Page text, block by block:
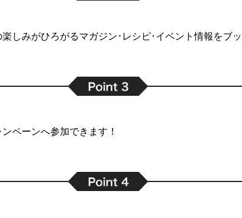
しみがひろがるマガジン･レシピ･イベント情報をブ
ペーンへ参加できます！